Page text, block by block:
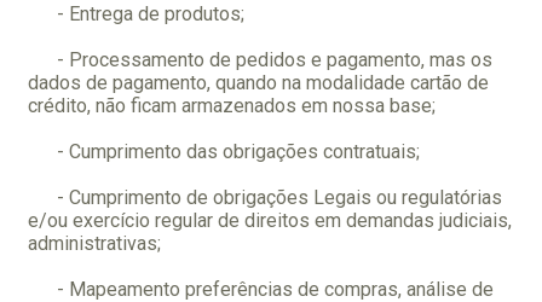
- Entrega de produtos;
- Processamento de pedidos e pagamento, mas os
dados de pagamento, quando na modalidade cartão de
crédito, não ficam armazenados em nossa base;
- Cumprimento das obrigações contratuais;
- Cumprimento de obrigações Legais ou regulatórias
e/ou exercício regular de direitos em demandas judiciais,
administrativas;
- Mapeamento preferências de compras, análise de